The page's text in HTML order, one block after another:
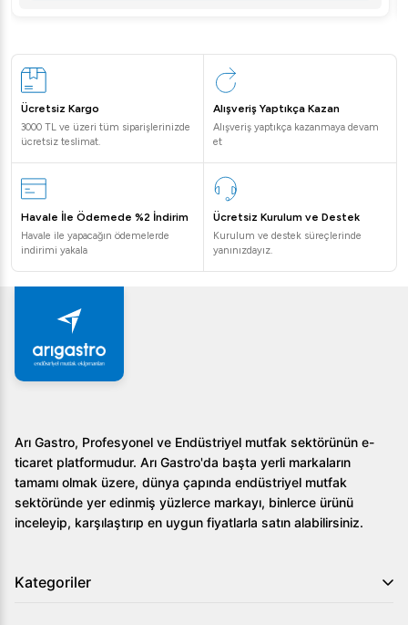
Ücretsiz Kargo
3000 TL ve üzeri tüm siparişlerinizde
ücretsiz teslimat.
Alışveriş Yaptıkça Kazan
Alışveriş yaptıkça kazanmaya devam
et
Havale İle Ödemede %2 İndirim
Havale ile yapacağın ödemelerde
indirimi yakala
Ücretsiz Kurulum ve Destek
Kurulum ve destek süreçlerinde
yanınızdayız.
Arı Gastro, Profesyonel ve Endüstriyel mutfak sektörünün e-
ticaret platformudur. Arı Gastro'da başta yerli markaların
tamamı olmak üzere, dünya çapında endüstriyel mutfak
sektöründe yer edinmiş yüzlerce markayı, binlerce ürünü
inceleyip, karşılaştırıp en uygun fiyatlarla satın alabilirsiniz.
Kategoriler